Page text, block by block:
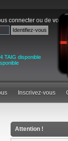
connecter ou de vous
TAIG disponible
Inscrivez-vous
Attention !